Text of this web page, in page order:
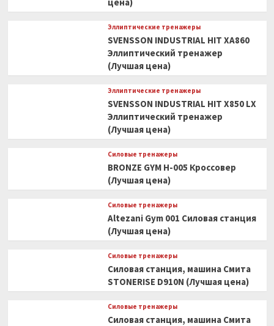
Эллиптические тренажеры
SVENSSON INDUSTRIAL HIT XA860
Эллиптический тренажер
(Лучшая цена)
Эллиптические тренажеры
SVENSSON INDUSTRIAL HIT X850 LX
Эллиптический тренажер
(Лучшая цена)
Силовые тренажеры
BRONZE GYM H-005 Кроссовер
(Лучшая цена)
Силовые тренажеры
Altezani Gym 001 Силовая станция
(Лучшая цена)
Силовые тренажеры
Силовая станция, машина Смита
STONERISE D910N (Лучшая цена)
Силовые тренажеры
Силовая станция, машина Смита